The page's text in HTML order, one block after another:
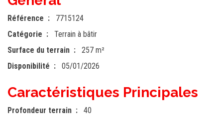
Référence
7715124
Catégorie
Terrain à bâtir
Surface du terrain
257 m²
Disponibilité
05/01/2026
Caractéristiques Principales
Profondeur terrain 40